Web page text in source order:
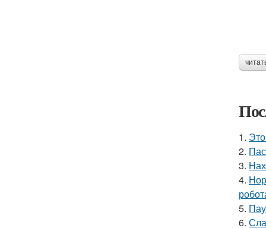
1.
2.
3.
4.
5.
6.